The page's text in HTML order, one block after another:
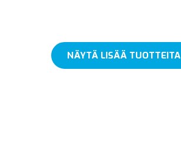
NÄYTÄ LISÄÄ TUOTTEITA